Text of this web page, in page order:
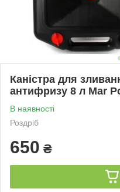
Каністра для
антифризу 8 л Mar
В наявності
Роздріб
650 ₴